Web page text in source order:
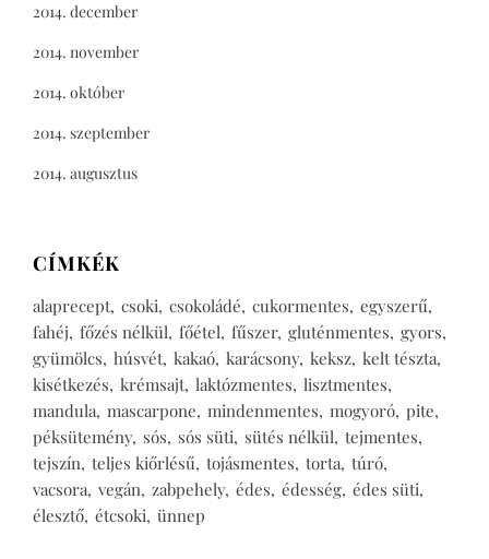
2014. december
2014. november
2014. október
2014. szeptember
2014. augusztus
CÍMKÉK
alaprecept csoki csokoládé cukormentes egyszerű
fahéj főzés nélkül főétel fűszer gluténmentes gyors
gyümölcs húsvét kakaó karácsony keksz kelt tészta
kisétkezés krémsajt laktózmentes lisztmentes
mandula mascarpone mindenmentes mogyoró pite
péksütemény sós sós süti sütés nélkül tejmentes
tejszín teljes kiőrlésű tojásmentes torta túró
vacsora vegán zabpehely édes édesség édes süti
élesztő étcsoki ünnep